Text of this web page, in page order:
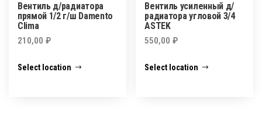
Вентиль д/радиатора
прямой 1/2 г/ш Damento
Clima
210,00 ₽
Select location
Вентиль усиленный д/
радиатора угловой 3/4
ASTEK
550,00₽
Select location